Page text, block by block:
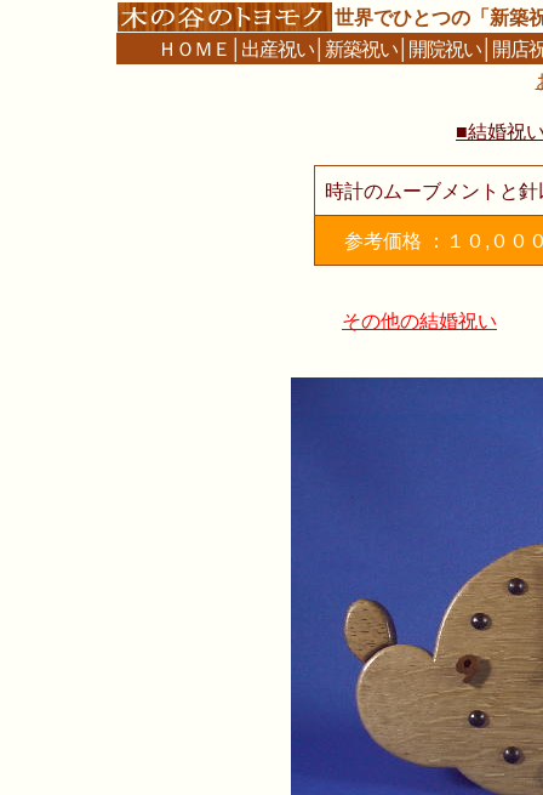
世界でひとつの「新築
ＨＯＭＥ 出産祝い 新築祝い 開院祝い 開店
■結婚祝
時計のムーブメントと
参考価格 ：１０,０
その他の結婚祝い